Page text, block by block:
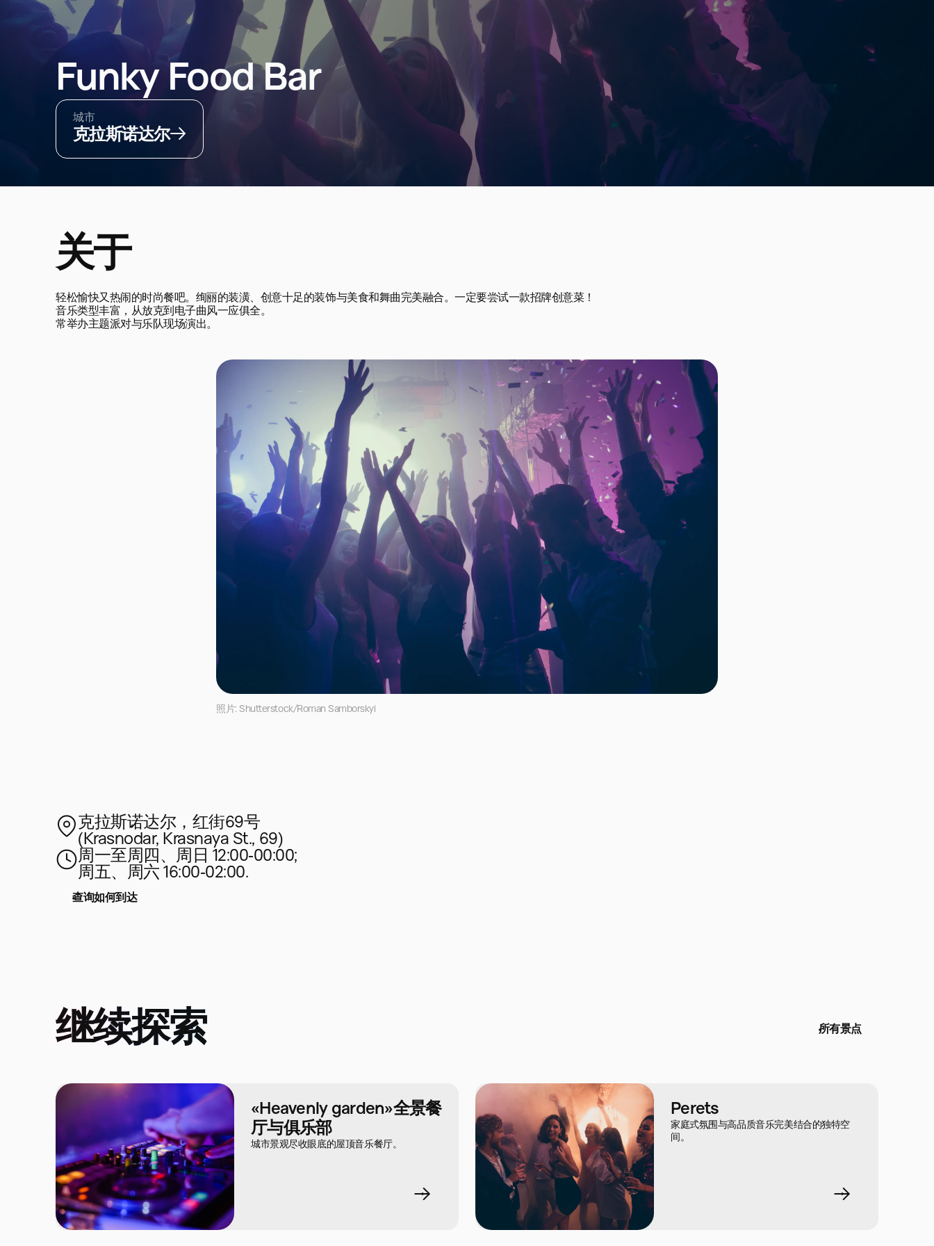
Funky Food Bar
城市
克拉斯诺达尔
关于
轻松愉快又热闹的时尚餐吧。绚丽的装潢、创意十足的装饰与美食和舞曲完美融合。一定要尝试一款招牌创意菜！
音乐类型丰富，从放克到电子曲风一应俱全。
常举办主题派对与乐队现场演出。
照片: Shutterstock/Roman Samborskyi
克拉斯诺达尔，红街69号
(Krasnodar, Krasnaya St., 69)
周一至周四、周日 12:00‑00:00;
周五、周六 16:00‑02:00.
查询如何到达
继续探索 所有景点
«Heavenly garden»全景餐
厅与俱乐部
城市景观尽收眼底的屋顶音乐餐厅。
Perets
家庭式氛围与高品质音乐完美结合的独特空
间。